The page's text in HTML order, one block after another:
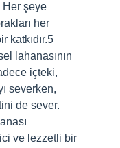
Her şeye
her
katkıdır.5
lahanasının
içteki,
severken,
de sever.
ve lezzetli bir